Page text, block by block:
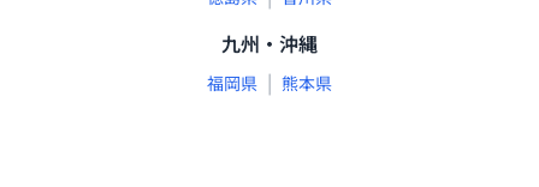
九州・沖縄
福岡県 | 熊本県